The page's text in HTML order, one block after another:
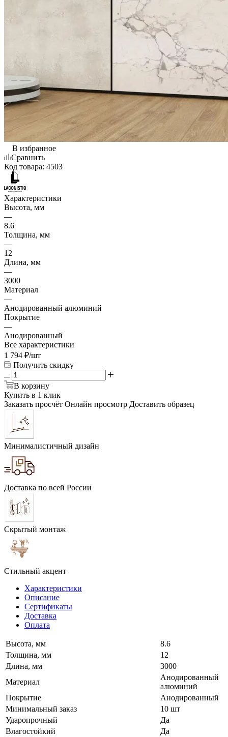
В избранное
Сравнить
Код товара: 4503
Характеристики
Высота, мм
—
8.6
Толщина, мм
—
12
Длина, мм
—
3000
Материал
—
Анодированный алюминий
Покрытие
—
Анодированный
Все характеристики
1 794 ₽/шт
Получить скидку
В корзину
Купить в 1 клик
Заказать просчёт Онлайн просмотр Доставить образец
Минималистичный дизайн
Доставка по всей России
Скрытый монтаж
Стильный акцент
Характеристики
Описание
Сертификаты
Доставка
Оплата
Высота, мм
8.6
Толщина, мм
12
Длина, мм
3000
Материал
Анодированный
алюминий
Покрытие
Анодированный
Минимальный заказ
10 шт
Ударопрочный
Да
Влагостойкий
Да